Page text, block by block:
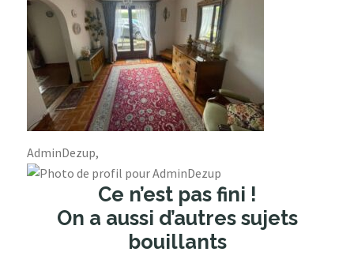
AdminDezup,
Ce n’est pas fini !
On a aussi d’autres sujets
bouillants